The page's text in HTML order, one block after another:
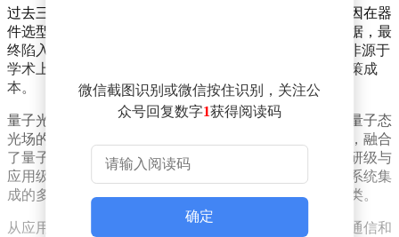
过去三年，大量企业在量子领域的热度中匆忙立项，却因在器
件选型、供应商评估、技术路线判断等方面缺乏系统依据，最
终陷入“方向正确、路径模糊”的困境。这些决策难题并非源于
学术上的好奇，而是实实在在摆在企业管理者面前的决策成
本。
量子光学器件，本质上是用于产生、操控、传输及探测量子态
光场的光电器件。它具有三个核心特征：技术交叉密集，融合
了量子物理、半导体工艺和光电子学；非标属性强，科研级与
应用级需求差异巨大；产业链条长，涵盖从材料外延到系统集
成的多个环节。按照功能逻辑，量子光学器件可分为三类。
从应用图谱来看，量子光学器件的核心应用集中在量子通信和
微信截图识别或微信按住识别，关注公
众号回复数字1获得阅读码
确定